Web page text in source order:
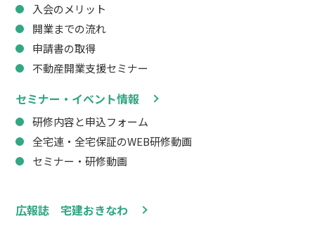
広報誌 宅建おきなわ
入会のメリット
開業までの流れ
申請書の取得
不動産開業支援セミナー
セミナー・イベント情報
研修内容と申込フォーム
全宅連・全宅保証のWEB研修動画
セミナー・研修動画